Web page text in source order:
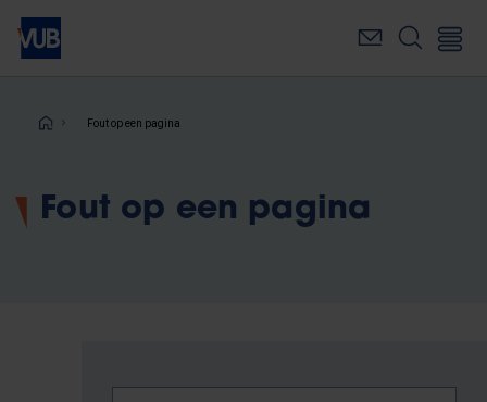
Overslaan
naar
inhoudKruimelpad
Fout op een pagina
Fout op een pagina